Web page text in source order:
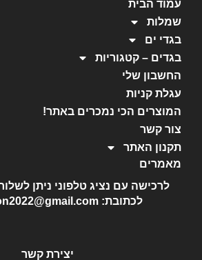
עמוד הבית
שמלות
בגדי ים
בגדים – קטגוריות
החשבון שלי
עגלת קניות
המוצרים הכי נמכרים באתר!
צור קשר
תקנון האתר
מאמרים
לרכישה עם נציג טלפוני ניתן
לכתובת: htofashion2022@gmail.com
יצירת קשר